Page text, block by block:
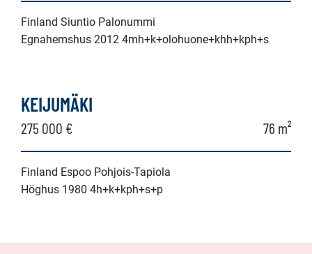
Finland Siuntio Palonummi
Egnahemshus 2012 4mh+k+olohuone+khh+kph+s
KEIJUMÄKI
275 000 € 76 m²
Finland Espoo Pohjois-Tapiola
Höghus 1980 4h+k+kph+s+p